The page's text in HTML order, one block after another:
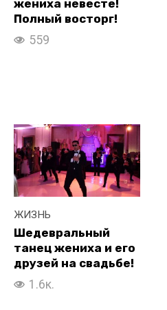
жениха невесте!
Полный восторг!
559
ЖИЗНЬ
Шедевральный
танец жениха и его
друзей на свадьбе!
1.6к.